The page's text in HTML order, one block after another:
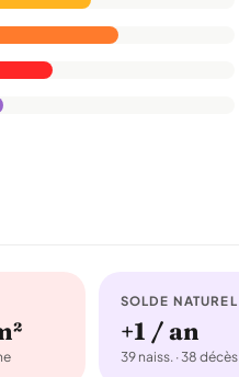
SOLDE NATUREL
+1 / an
39 naiss. · 38 décès